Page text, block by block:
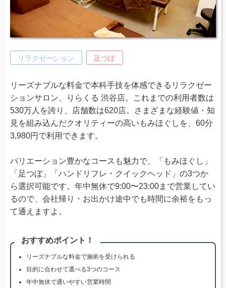
リラクゼーション 足つぼ
リーズナブルな料金で本科手技を体感できるリラクゼー
ションサロン、りらくる 渋谷店。これまでの利用者数は
530万人を誇り、店舗数は620店。さまざまな経験値・知
見を組み込んだクオリティーの高いもみほぐしを、60分
3,980円で利用できます。
バリエーション豊かなコースも魅力で、「もみほぐし」
「足つぼ」「ハンドリフレ・クイックヘッド」の3つか
ら選択可能です。年中無休で9:00〜23:00まで営業してい
るので、会社帰り・お出かけ途中でも時間に余裕をもっ
て通えますよ。
おすすめポイント！
リーズナブルな料金で施術を受けられる
目的に合わせて選べる3つのコース
年中無休で通いやすい営業時間